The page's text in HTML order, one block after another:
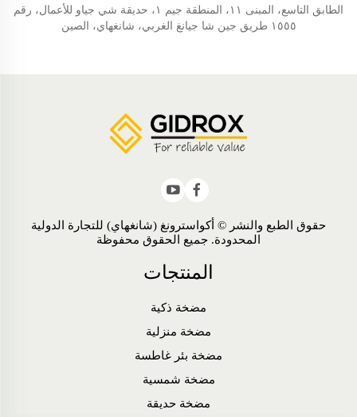
الطابق التاسع، المبنى ١١، المنطقة جيم ١، حديقة شي جياو للأعمال، رقم
١٥٥٥ طريق جين شا جيانغ الغربي، شانغهاي، الصين
حقوق الطبع والنشر © أكواسترونغ (شانغهاي) للتجارة الدولية
المحدودة. جميع الحقوق محفوظة
المنتجات
مضخة ذكية
مضخة منزلية
مضخة بئر غاطسة
مضخة شمسية
مضخة حديقة